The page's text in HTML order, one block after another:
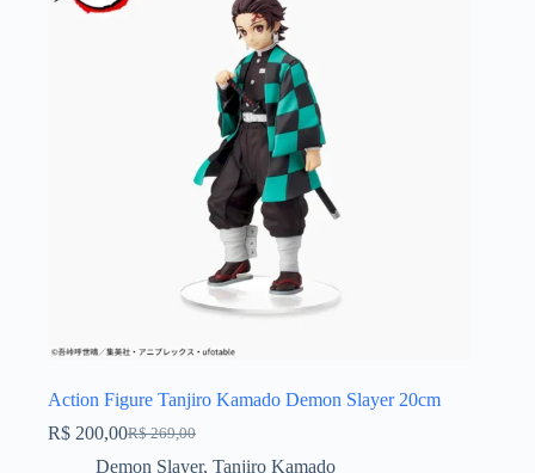
Action Figure Tanjiro Kamado Demon Slayer 20cm
R$269,00
O
preço
R$ 200,00O
preço
Demon Slayer, Tanjiro Kamado